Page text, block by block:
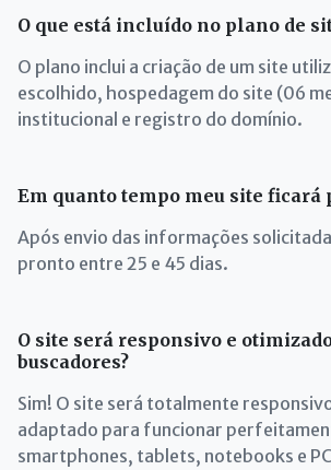
O que está incluído no plano de
O plano inclui a criação de um site
escolhido, hospedagem do site (06
institucional e registro do domínio.
Em quanto tempo meu site ficará
Após envio das informações
pronto entre 25 e 45 dias.
O site será responsivo e
buscadores?
Sim! O site será totalmente
adaptado para funcionar
smartphones, tablets, notebooks e